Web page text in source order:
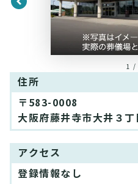
1 /
住所
〒583-0008
大阪府藤井寺市大井３丁
アクセス
登録情報なし